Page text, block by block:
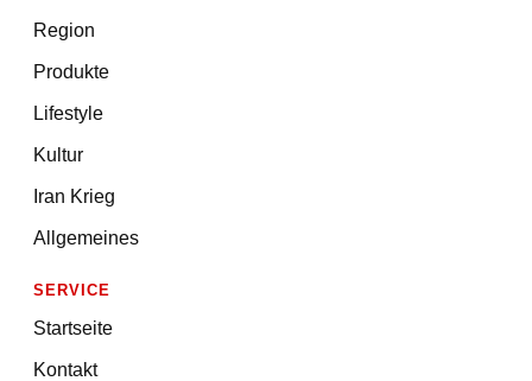
Region
Produkte
Lifestyle
Kultur
Iran Krieg
Allgemeines
SERVICE
Startseite
Kontakt